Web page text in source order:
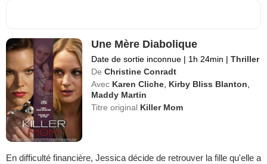
Une Mère Diabolique
Date de sortie inconnue | 1h 24min | Thriller
De Christine Conradt
Avec Karen Cliche Kirby Bliss Blanton
Maddy Martin
Titre original Killer Mom
En difficulté financière, Jessica décide de retrouver la fille qu'elle a